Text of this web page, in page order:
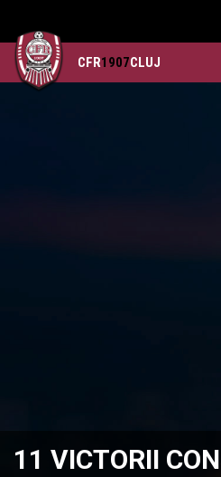
CFR1907CLUJ
11 VICTORII